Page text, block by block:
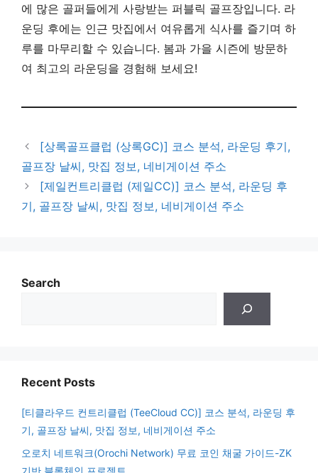
에 많은 골퍼들에게 사랑받는 퍼블릭 골프장입니다. 라
운딩 후에는 인근 맛집에서 여유롭게 식사를 즐기며 하
루를 마무리할 수 있습니다. 봄과 가을 시즌에 방문하
여 최고의 라운딩을 경험해 보세요!
[상록골프클럽 (상록GC)] 코스 분석, 라운딩 후기,
골프장 날씨, 맛집 정보, 네비게이션 주소
[제일컨트리클럽 (제일CC)] 코스 분석, 라운딩 후
기, 골프장 날씨, 맛집 정보, 네비게이션 주소
Search
Recent Posts
[티클라우드 컨트리클럽 (TeeCloud CC)] 코스 분석, 라운딩 후
기, 골프장 날씨, 맛집 정보, 네비게이션 주소
오로치 네트워크(Orochi Network) 무료 코인 채굴 가이드-ZK
기반 블록체인 프로젝트